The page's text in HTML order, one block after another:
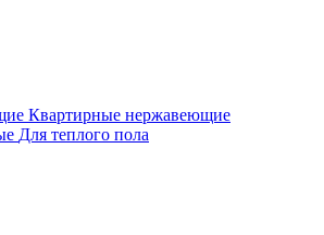
Квартирные нержавеющие
Для теплого пола